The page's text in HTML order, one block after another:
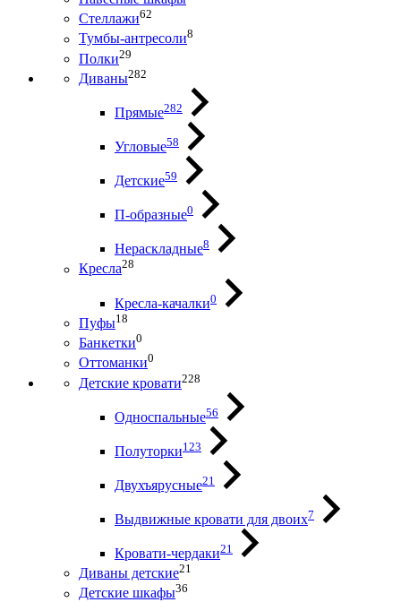
Стеллажи62
Тумбы-антресоли8
Полки29
Диваны282
Прямые282
Угловые58
Детские59
П-образные0
Нераскладные8
Кресла28
Кресла-качалки0
Пуфы18
Банкетки0
Оттоманки0
Детские кровати228
Односпальные56
Полуторки123
Двухъярусные21
Выдвижные кровати для двоих7
Кровати-чердаки21
Диваны детские21
Детские шкафы36